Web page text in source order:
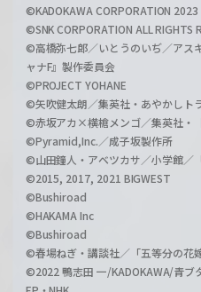
©KADOKAWA CORPORATION 2023
©SNK CORPORATION ALL RIGHTS
©高橋弥七郎／いとうのいぢ／アス
ャナF』製作委員会
©PROJECT YOHANE
©矢吹健太朗／集英社・あやかしト
©赤坂アカ×横槍メンゴ／集英社・
©Pyramid,Inc.／成子坂製作所
©山田鐘人・アベツカサ／小学館／
©2015, 2017, 2021 BIGWEST
©Bushiroad
©HAKAMA Inc
©Bushiroad
©春場ねぎ・講談社／「五等分の花
©2022 鴨志田 一/KADOKAWA/青